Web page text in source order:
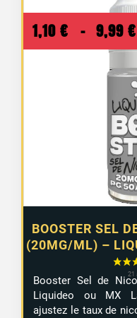
BOOSTER SEL
(20MG/ML) –
1,10 € – 9,99 €
Booster Sel de
Liquideo ou MX
ajustez le taux de